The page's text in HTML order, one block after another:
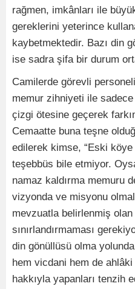
rağmen, imkânları ile
gereklerini yeterince
kaybetmektedir. Bazı din
ise sadra şifa bir durum
Camilerde görevli
memur zihniyeti ile
çizgi ötesine geçerek
Cemaatte buna teşne
edilerek kimse, “Eski
teşebbüs bile etmiyor.
namaz kaldırma memuru
vizyonda ve misyonu
mevzuatla belirlenmiş olan
sınırlandırmaması
din gönüllüsü olma
hem vicdani hem de
hakkıyla yapanları tenzih